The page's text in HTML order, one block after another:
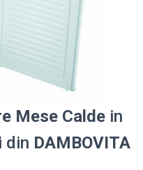
Mese Calde in
din DAMBOVITA